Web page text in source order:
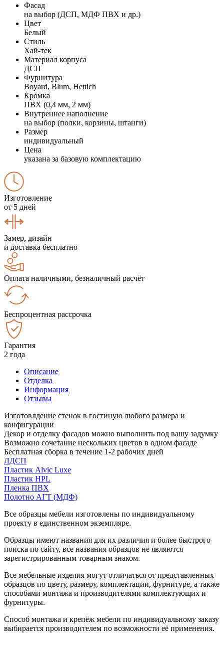
Фасад
на выбор (ДСП, МДФ ПВХ и др.)
Цвет
Белый
Стиль
Хай-тек
Материал корпуса
ДСП
Фурнитура
Boyard, Blum, Hettich
Кромка
ПВХ (0,4 мм, 2 мм)
Внутреннее наполнение
на выбор (полки, корзины, штанги)
Размер
индивидуальный
Цена
указана за базовую комплектацию
Изготовление
от 5 дней
Замер, дизайн
и доставка бесплатно
Оплата наличными, безналичный расчёт
Беспроцентная рассрочка
Гарантия
2 года
Описание
Отделка
Информация
Отзывы
Изготовлдение стенок в гостиную любого размера и
конфигурации
Декор и отделку фасадов можно выполнить под вашу задумку
Возможно сочетание нескольких цветов в одном фасаде
Бесплатная сборка в течение 1-2 рабочих дней
ЛДСП
Пластик Alvic Luxe
Пластик HPL
Пленка ПВХ
Полотно АГТ (МДФ)
Все образцы мебели изготовлены по индивидуальному
проекту в единственном экземпляре.
Образцы имеют названия для их различия и более быстрого
поиска по сайту, все названия образцов не являются
зарегистрированным товарным знаком.
Все мебельные изделия могут отличаться от представленных
образцов по цвету, размеру, комплектации, фурнитуре, а также
способами монтажа и производителями комплектующих и
фурнитуры.
Способ монтажа и крепёж мебели по индивидуальному заказу
выбирается производителем по возможности её применения.